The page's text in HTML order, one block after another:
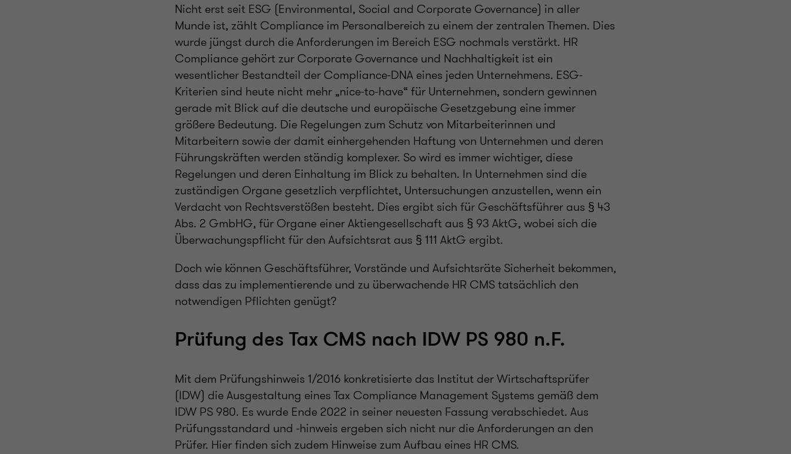
Nicht erst seit ESG (Environmental, Social and Corporate Governance) in aller
Munde ist, zählt Compliance im Personalbereich zu einem der zentralen Themen. Dies
wurde jüngst durch die Anforderungen im Bereich ESG nochmals verstärkt. HR
Compliance gehört zur Corporate Governance und Nachhaltigkeit ist ein
wesentlicher Bestandteil der Compliance-DNA eines jeden Unternehmens. ESG-
Kriterien sind heute nicht mehr „nice-to-have“ für Unternehmen, sondern gewinnen
gerade mit Blick auf die deutsche und europäische Gesetzgebung eine immer
größere Bedeutung. Die Regelungen zum Schutz von Mitarbeiterinnen und
Mitarbeitern sowie der damit einhergehenden Haftung von Unternehmen und deren
Führungskräften werden ständig komplexer. So wird es immer wichtiger, diese
Regelungen und deren Einhaltung im Blick zu behalten. In Unternehmen sind die
zuständigen Organe gesetzlich verpflichtet, Untersuchungen anzustellen, wenn ein
Verdacht von Rechtsverstößen besteht. Dies ergibt sich für Geschäftsführer aus § 43
Abs. 2 GmbHG, für Organe einer Aktiengesellschaft aus § 93 AktG, wobei sich die
Überwachungspflicht für den Aufsichtsrat aus § 111 AktG ergibt.
Doch wie können Geschäftsführer, Vorstände und Aufsichtsräte Sicherheit bekommen,
dass das zu implementierende und zu überwachende HR CMS tatsächlich den
notwendigen Pflichten genügt?
Prüfung des Tax CMS nach IDW PS 980 n.F.
Mit dem Prüfungshinweis 1/2016 konkretisierte das Institut der Wirtschaftsprüfer
(IDW) die Ausgestaltung eines Tax Compliance Management Systems gemäß dem
IDW PS 980. Es wurde Ende 2022 in seiner neuesten Fassung verabschiedet. Aus
Prüfungsstandard und -hinweis ergeben sich nicht nur die Anforderungen an den
Prüfer. Hier finden sich zudem Hinweise zum Aufbau eines HR CMS.